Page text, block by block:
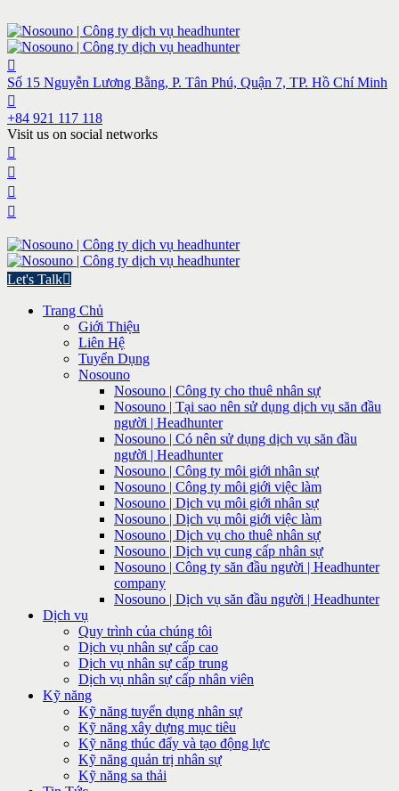
Số 15 Nguyễn Lương Bằng, P. Tân Phú, Quận 7, TP. Hồ Chí Minh
+84 921 117 118
Visit us on social networks
Let's Talk
Trang Chủ
Giới Thiệu
Liên Hệ
Tuyển Dụng
Nosouno
Nosouno | Công ty cho thuê nhân sự
Nosouno | Tại sao nên sử dụng dịch vụ săn đầu
người | Headhunter
Nosouno | Có nên sử dụng dịch vụ săn đầu
người | Headhunter
Nosouno | Công ty môi giới nhân sự
Nosouno | Công ty môi giới việc làm
Nosouno | Dịch vụ môi giới nhân sự
Nosouno | Dịch vụ môi giới việc làm
Nosouno | Dịch vụ cho thuê nhân sự
Nosouno | Dịch vụ cung cấp nhân sự
Nosouno | Công ty săn đầu người | Headhunter
company
Nosouno | Dịch vụ săn đầu người | Headhunter
Dịch vụ
Quy trình của chúng tôi
Dịch vụ nhân sự cấp cao
Dịch vụ nhân sự cấp trung
Dịch vụ nhân sự cấp nhân viên
Kỹ năng
Kỹ năng tuyển dụng nhân sự
Kỹ năng xây dựng mục tiêu
Kỹ năng thúc đẩy và tạo động lực
Kỹ năng quản trị nhân sự
Kỹ năng sa thải